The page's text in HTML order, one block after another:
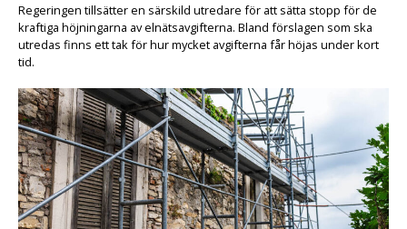
Regeringen tillsätter en särskild utredare för att sätta stopp för de
kraftiga höjningarna av elnätsavgifterna. Bland förslagen som ska
utredas finns ett tak för hur mycket avgifterna får höjas under kort
tid.